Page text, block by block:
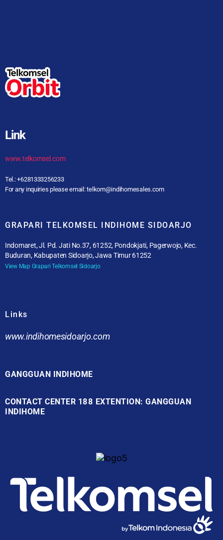
Link
www.telkomsel.com
Tel.: +6281333256233
For any inquiries please email: telkom@indihomesales.com
GRAPARI TELKOMSEL INDIHOME SIDOARJO
Indomaret, Jl. Pd. Jati No.37, 61252, Pondokjati, Pagerwojo, Kec.
Buduran, Kabupaten Sidoarjo, Jawa Timur 61252
View Map Grapari Telkomsel Sidoarjo
Links
www.indihomesidoarjo.com
GANGGUAN INDIHOME
CONTACT CENTER 188 EXTENTION: GANGGUAN
INDIHOME